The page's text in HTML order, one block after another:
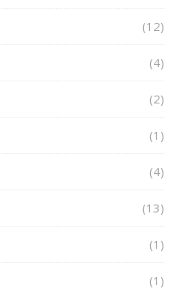
(12)
(4)
(2)
(1)
(4)
(13)
(1)
(1)